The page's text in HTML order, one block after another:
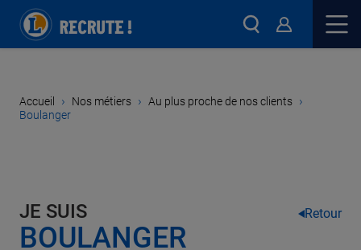
Accueil › Nos métiers › Au plus proche de nos clients ›
Boulanger
JE SUIS
BOULANGER
Retour